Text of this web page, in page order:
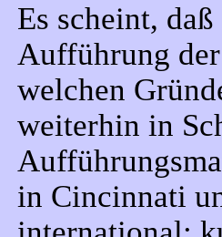
Es scheint,
Aufführung
welchen
weiterhin in
in Cincinnati